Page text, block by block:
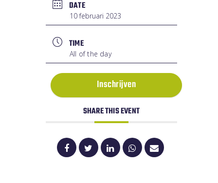
DATE
10 februari 2023
TIME
All of the day
Inschrijven
SHARE THIS EVENT